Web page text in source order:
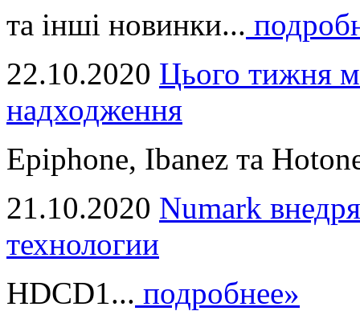
та інші новинки...
22.10.2020 Цього тижня
надходження
Epiphone, Ibanez та
21.10.2020 Numark
технологии
HDCD1... подробнее»